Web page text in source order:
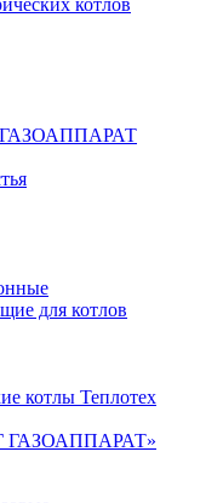
котлов
для котлов
котлы Теплотех
ГАЗОАППАРАТ»